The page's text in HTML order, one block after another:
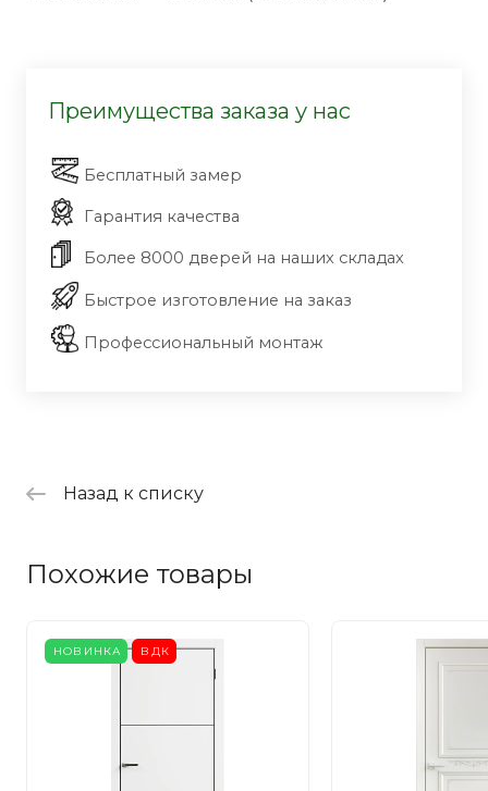
Преимущества заказа у нас
Бесплатный замер
Гарантия качества
Более 8000 дверей на наших складах
Быстрое изготовление на заказ
Профессиональный монтаж
Назад к списку
Похожие товары
НОВИНКА ВДК